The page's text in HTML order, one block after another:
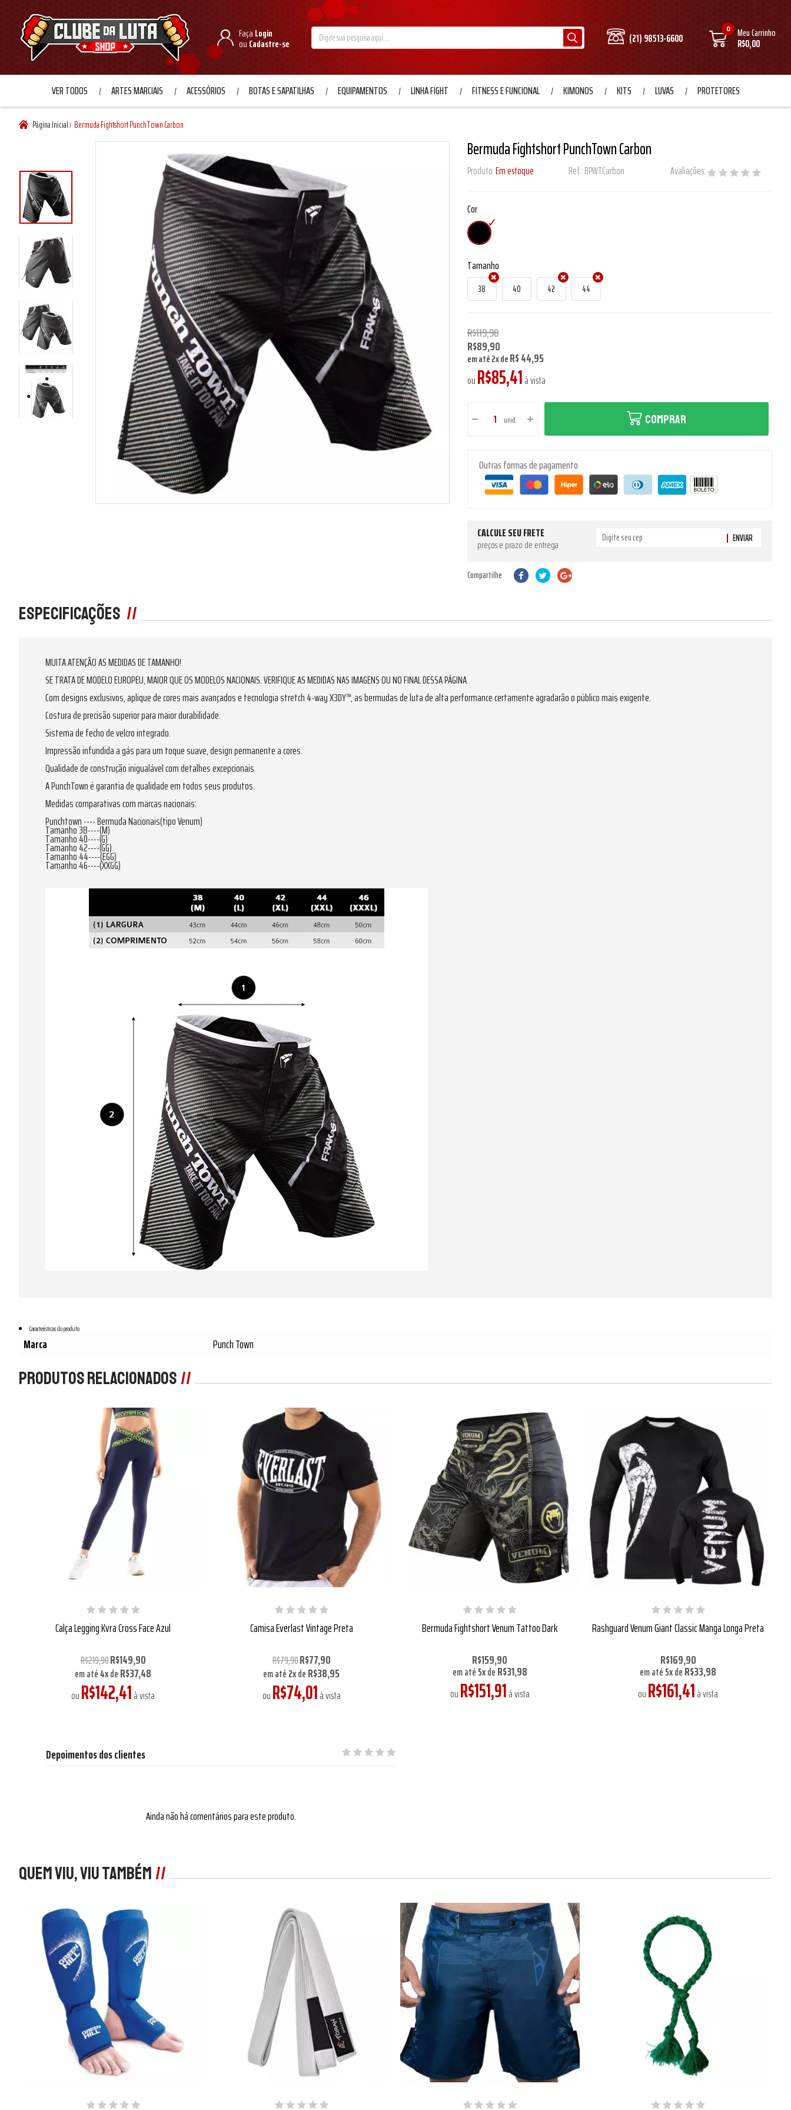
Faça Login
ou Cadastre-se (21) 98513-6600
0 Meu Carrinho
R$0,00
VER TODOS ARTES MARCIAIS ACESSÓRIOS BOTAS E SAPATILHAS EQUIPAMENTOS LINHA FIGHT FITNESS E FUNCIONAL KIMONOS KITS LUVAS PROTETORES
Página Inicial/ Bermuda Fightshort PunchTown Carbon
Bermuda Fightshort PunchTown Carbon
Produto:Em estoque Ref.:BPWTCarbon Avaliações:
Cor
Tamanho
38 40 42 44
R$119,90
R$89,90
em até2xdeR$ 44,95
ouR$85,41à vista
unid. COMPRAR
Outras formas de pagamento
CALCULE SEU FRETE
preços e prazo de entrega ENVIAR
Compartilhe
Especificações
MUITA ATENÇÃO AS MEDIDAS DE TAMANHO!
SE TRATA DE MODELO EUROPEU, MAIOR QUE OS MODELOS NACIONAIS. VERIFIQUE AS MEDIDAS NAS IMAGENS OU NO FINAL DESSA PÁGINA.
Com designs exclusivos, aplique de cores mais avançados e tecnologia stretch 4-way X3DY™, as bermudas de luta de alta performance certamente agradarão o público mais exigente.
Costura de precisão superior para maior durabilidade.
Sistema de fecho de velcro integrado.
Impressão infundida a gás para um toque suave, design permanente a cores.
Qualidade de construção inigualável com detalhes excepcionais.
A PunchTown é garantia de qualidade em todos seus produtos.
Medidas comparativas com marcas nacionais:
Punchtown ---- Bermuda Nacionais(tipo Venum)
Tamanho 38----(M)
Tamanho 40----(G)
Tamanho 42----(GG)
Tamanho 44----(EGG)
Tamanho 46----(XXGG)
Características do produto
Marca Punch Town
Produtos Relacionados
Calça Legging Kvra Cross Face Azul
R$219,90R$149,90
em até4xdeR$37,48
ouR$142,41à vista
Camisa Everlast Vintage Preta
R$79,90R$77,90
em até2xdeR$38,95
ouR$74,01à vista
Bermuda Fightshort Venum Tattoo Dark
R$159,90
em até5xdeR$31,98
ouR$151,91à vista
Rashguard Venum Giant Classic Manga Longa Preta
R$169,90
em até5xdeR$33,98
ouR$161,41à vista
Depoimentos dos clientes
Ainda não há comentários para este produto.
Quem viu, viu também